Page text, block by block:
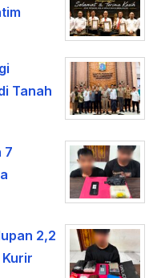
Tanah
7
2,2
Kurir